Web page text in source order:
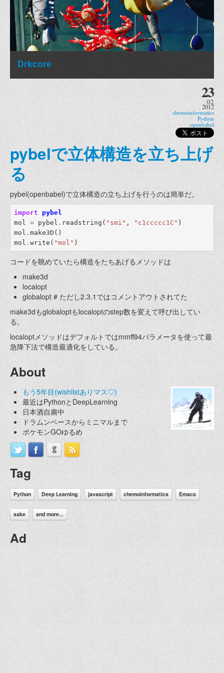
Drkcore
23
02
2012
chemoinformatics
Python
openbabel
pybelで立体構造を立ち上げ
る
pybel(openbabel)で立体構造の立ち上げを行うのは簡単だ。
import
pybel
mol
= pybel . readstring ( "smi" , "c1ccccc1C" )
mol . make3D ()
mol . write ( "mol" )
コードを眺めていたら構造をたちあげるメソッドは
make3d
localopt
globalopt # ただし2.3.1ではコメントアウトされてた
make3dもglobaloptもlocaloptのstep数を変えて呼び出してい
る。
localoptメソッドはデフォルトではmmff94パラメータを使って最
急降下法で構造最適化をしている。
About
もう5年目(wishlistありマス♡)
最近はPythonとDeepLearning
日本酒自粛中
ドラムンベースからミニマルまで
ポケモンGOゆるめ
Tag
Python Deep Learning javascript chemoinformatics Emacs
sake and more...
Ad